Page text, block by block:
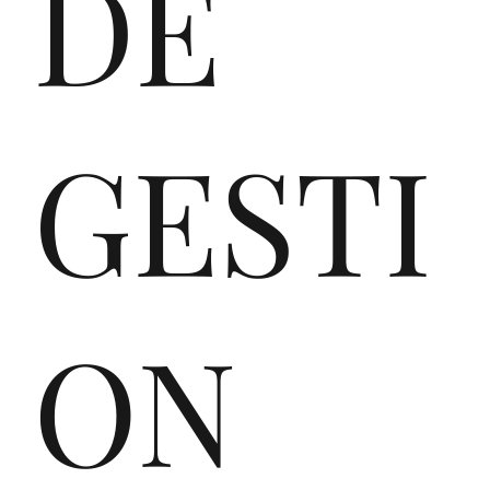
GESTI
ON
the
ver